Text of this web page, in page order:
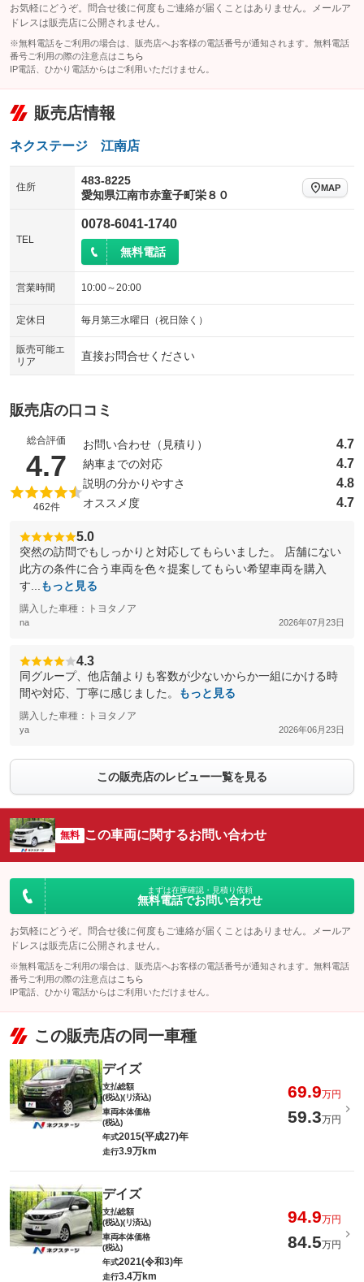
レンタカーアップ
：装備なし 展示・試乗車
：装備なし
：装備あり
ローダウン
：装備なし ランフラットタイヤ
パワーシート
：装備なし 3列シート
：装備なし
ベンチシート フルフラットシート
チップアップシート
：装備なし
電動リアゲート
：装備なし ：装備なし
：装備なし
サイドカメラ
お気軽にどうぞ。問合せ後に何度もご連絡が届くことはありません。メールア
ドレスは販売店に公開されません。
※無料電話をご利用の場合は、販売店へお客様の電話番号が通知されます。無料電話
番号ご利用の際の注意点は こちら
IP電話、ひかり電話からはご利用いただけません。
販売店情報
ネクステージ 江南店
住所
483-8225
愛知県江南市赤童子町栄８０
MAP
TEL
0078-6041-1740
無料電話
営業時間 10:00～20:00
定休日 毎月第三水曜日（祝日除く）
販売可能エ
リア
直接お問合せください
販売店の口コミ
総合評価
4.7 （5点満点中）
462件
お問い合わせ（見積り） 4.7
納車までの対応 4.7
説明の分かりやすさ 4.8
オススメ度 4.7
5.0
突然の訪問でもしっかりと対応してもらいました。 店舗にない
此方の条件に合う車両を色々提案してもらい希望車両を購入
す...
もっと見る
購入した車種：トヨタノア
na 2026年07月23日
4.3
同グループ、他店舗よりも客数が少ないからか一組にかける時
間や対応、丁寧に感じました。
もっと見る
購入した車種：トヨタノア
ya 2026年06月23日
この販売店のレビュー一覧を見る
無料 この車両に関するお問い合わせ
まずは在庫確認・見積り依頼
無料電話でお問い合わせ
お気軽にどうぞ。問合せ後に何度もご連絡が届くことはありません。メールア
ドレスは販売店に公開されません。
※無料電話をご利用の場合は、販売店へお客様の電話番号が通知されます。無料電話
番号ご利用の際の注意点は こちら
IP電話、ひかり電話からはご利用いただけません。
この販売店の同一車種
デイズ
支払総額
(税込)(リ済込)
69.9万円
車両本体価格
(税込)
59.3万円
年式2015(平成27)年
走行3.9万km
デイズ
支払総額
(税込)(リ済込)
94.9万円
車両本体価格
(税込)
84.5万円
年式2021(令和3)年
走行3.4万km